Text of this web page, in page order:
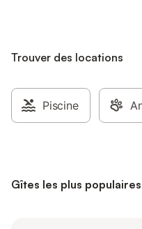
Trouver des locations
Piscine
Gîtes les plus